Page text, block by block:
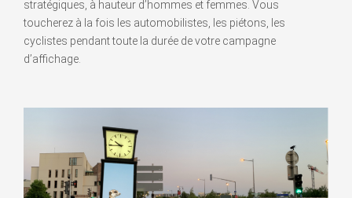
stratégiques, à hauteur d’hommes et femmes. Vous
toucherez à la fois les automobilistes, les piétons, les
cyclistes pendant toute la durée de votre campagne
d’affichage.